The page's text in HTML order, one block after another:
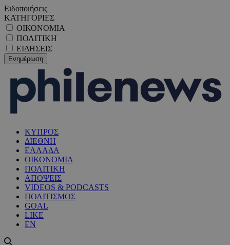
Ειδοποιήσεις
ΚΑΤΗΓΟΡΙΕΣ
ΟΙΚΟΝΟΜΙΑ
ΠΟΛΙΤΙΚΗ
ΕΙΔΗΣΕΙΣ
ΚΥΠΡΟΣ
ΔΙΕΘΝΗ
ΕΛΛΑΔΑ
ΟΙΚΟΝΟΜΙΑ
ΠΟΛΙΤΙΚΗ
ΑΠΟΨΕΙΣ
VIDEOS & PODCASTS
ΠΟΛΙΤΙΣΜΟΣ
GOAL
LIKE
EN